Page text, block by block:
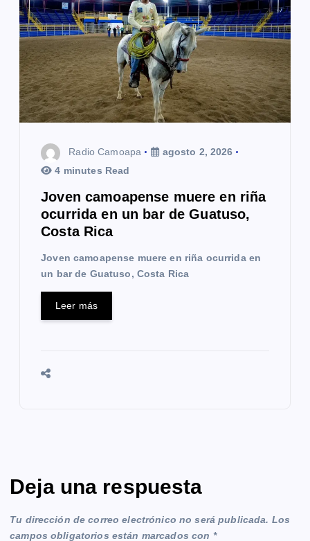
Radio Camoapa
agosto 2, 2026
4 minutes Read
Joven camoapense muere en riña
ocurrida en un bar de Guatuso,
Costa Rica
Joven camoapense muere en riña ocurrida en
un bar de Guatuso, Costa Rica
Leer más
Deja una respuesta
Tu dirección de correo electrónico no será publicada. Los
campos obligatorios están marcados con *